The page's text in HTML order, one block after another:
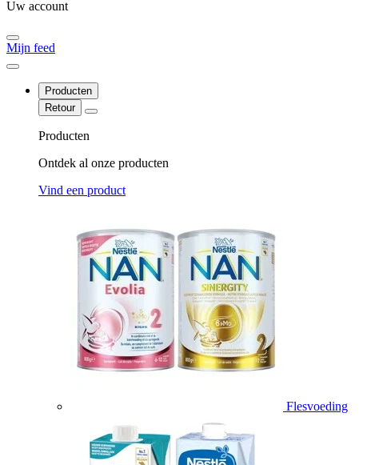
Uw account
Mijn feed
Producten
Retour
Producten
Ontdek al onze producten
Vind een product
Flesvoeding